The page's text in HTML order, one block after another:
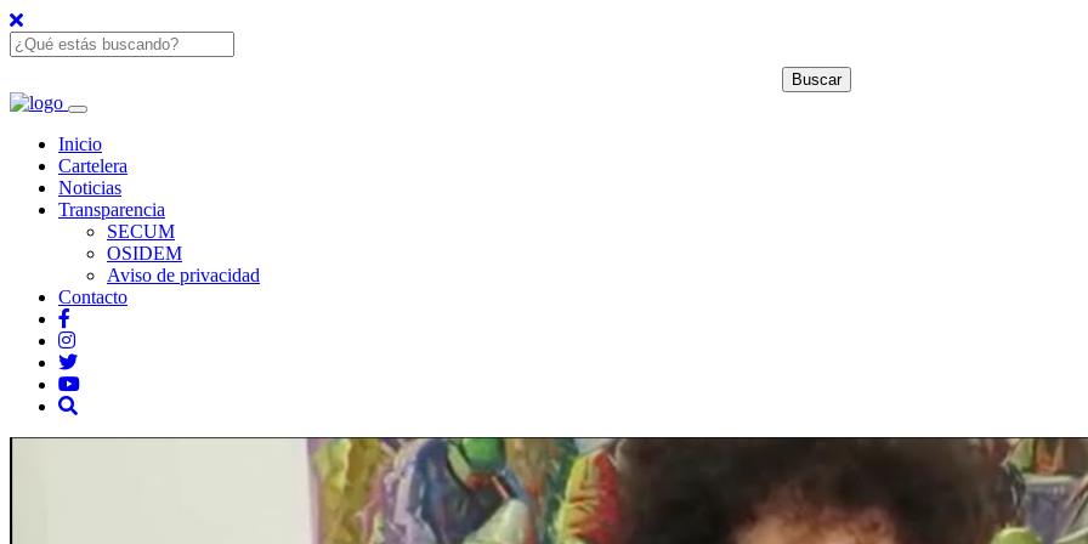
Inicio
Cartelera
Noticias
Transparencia
SECUM
OSIDEM
Aviso de privacidad
Contacto